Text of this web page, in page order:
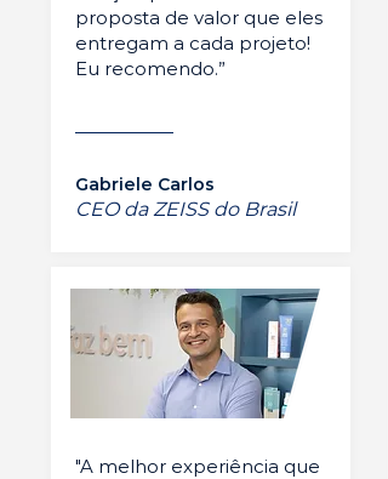
proposta de valor que eles
entregam a cada projeto!
Eu recomendo.”
Gabriele Carlos
CEO da ZEISS do Brasil
"A melhor experiência que